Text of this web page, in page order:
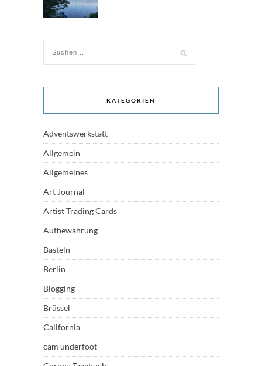
KATEGORIEN
Adventswerkstatt
Allgemein
Allgemeines
Art Journal
Artist Trading Cards
Aufbewahrung
Basteln
Berlin
Blogging
Brüssel
California
cam underfoot